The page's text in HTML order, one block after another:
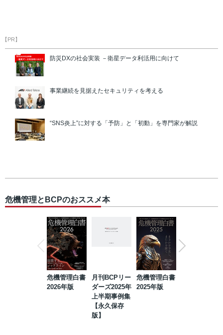
【PR】
防災DXの社会実装 －衛星データ利活用に向けて
事業継続を見据えたセキュリティを考える
“SNS炎上”に対する「予防」と「初動」を専門家が解説
危機管理とBCPのおススメ本
危機管理白書
2026年版
月刊BCPリー
ダーズ2025年
上半期事例集
【永久保存
版】
危機管理白書
2025年版